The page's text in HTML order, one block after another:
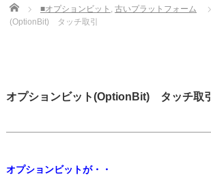
Home ■オプションビット , 古いプラットフォーム
(OptionBit) タッチ取引
オプションビット(OptionBit) タッチ取引
オプションビットが・・